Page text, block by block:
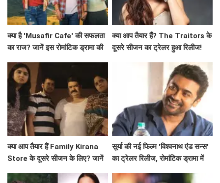
क्या है 'Musafir Cafe' की सफलता
का राज? जानें इस रोमांटिक ड्रामा की
क्या आप तैयार हैं? The Traitors के
दूसरे सीजन का ट्रेलर हुआ रिलीज!
क्या आप तैयार हैं Family Kirana
Store के दूसरे सीजन के लिए? जानें
सूर्या की नई फिल्म 'विश्वनाथ एंड सन्स'
का ट्रेलर रिलीज, रोमांटिक ड्रामा में